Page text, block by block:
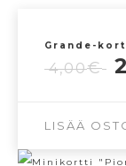
Grande-
4,00€
LISÄÄ